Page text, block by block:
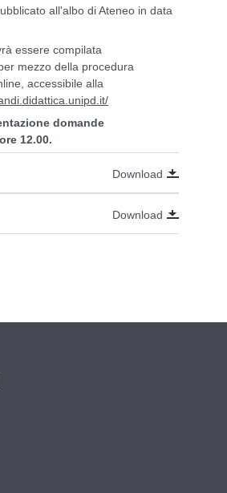
all'albo di Ateneo in data
essere compilata
mezzo della procedura
accessibile alla
domande
12.00.
Download
Download